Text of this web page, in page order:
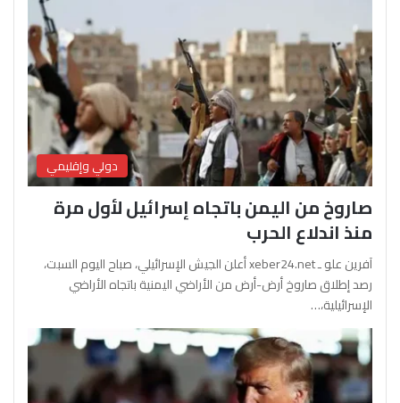
دولي وإقليمي
صاروخ من اليمن باتجاه إسرائيل لأول مرة
منذ اندلاع الحرب
آفرين علو ـ xeber24.net أعلن الجيش الإسرائيلي، صباح اليوم السبت،
رصد إطلاق صاروخ أرض-أرض من الأراضي اليمنية باتجاه الأراضي
الإسرائيلية،…